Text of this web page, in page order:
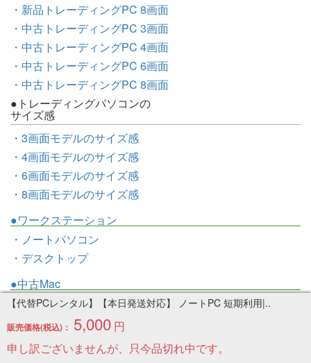
【代替PCレンタル】【本日発送対応】 ノートPC 短期利用|..
販売価格(税込)： 5,000 円
申し訳ございませんが、只今品切れ中です。
・新品トレーディングPC 8画面
・中古トレーディングPC 3画面
・中古トレーディングPC 4画面
・中古トレーディングPC 6画面
・中古トレーディングPC 8画面
●トレーディングパソコンの
サイズ感
・3画面モデルのサイズ感
・4画面モデルのサイズ感
・6画面モデルのサイズ感
・8画面モデルのサイズ感
●ワークステーション
・ノートパソコン
・デスクトップ
●中古Mac
・MacBook Air
・MacBook Pro
・MacBook
・iMac